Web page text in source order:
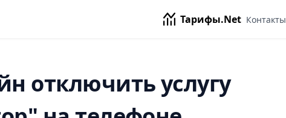
Тарифы.Net Контакты
отключить услугу